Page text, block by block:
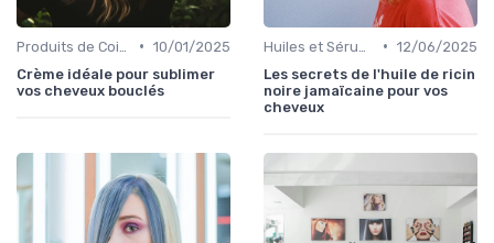
• 10/01/2025
Crème idéale pour sublimer
vos cheveux bouclés
• 12/06/2025
Les secrets de l'huile de ricin
noire jamaïcaine pour vos
cheveux